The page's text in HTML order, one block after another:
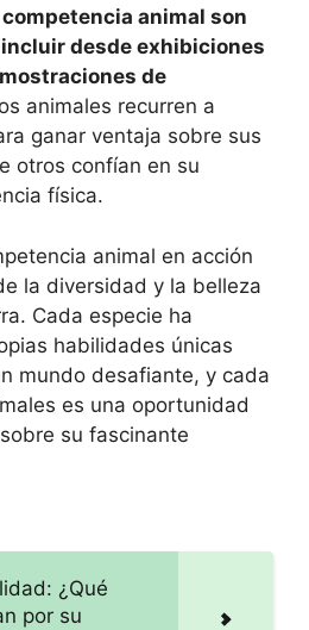
animal son
desde exhibiciones
de
animales recurren a
ganar ventaja sobre sus
otros confían en su
física.
animal en acción
la diversidad y la belleza
Cada especie ha
habilidades únicas
mundo desafiante, y cada
es una oportunidad
su fascinante
¿Qué
por su